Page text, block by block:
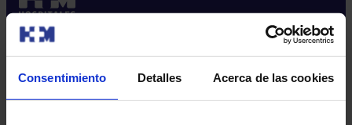
Consentimiento Detalles Acerca de las cookies
Quiénes somos​